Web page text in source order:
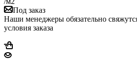
Под заказ
Наши менеджеры обязательно
условия заказа